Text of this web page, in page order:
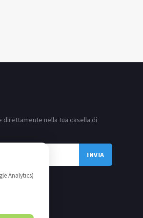
Analytics)
direttamente nella tua casella di